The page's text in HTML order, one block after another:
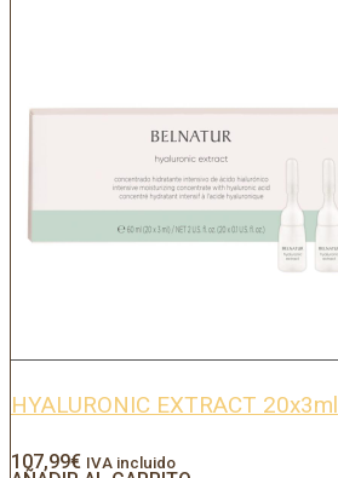
HYALURONIC EXTRACT 20x3ml
107,99€ IVA incluido